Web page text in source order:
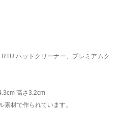
ハットクリーナー、プレミアムク
高さ3.2cm
材で作られています。